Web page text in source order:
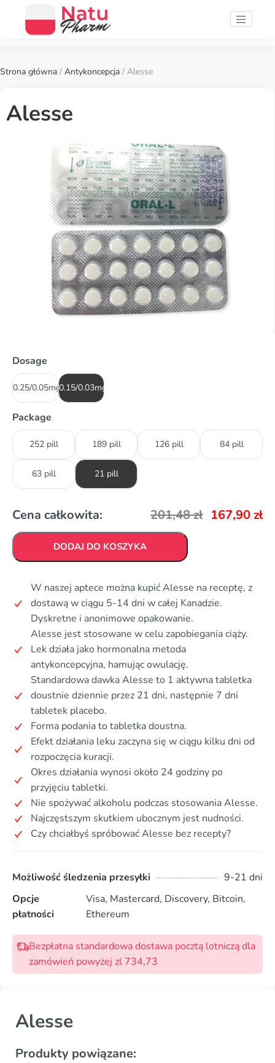
Strona główna / Antykoncepcja / Alesse
Alesse
Dosage
0.25/0.05mg0.15/0.03mg
Package
252 pill 189 pill 126 pill 84 pill
63 pill 21 pill
Cena całkowita: 201,48zł 167,90 zł
DODAJ DO KOSZYKA
W naszej aptece można kupić Alesse na receptę, z
dostawą w ciągu 5-14 dni w całej Kanadzie.
Dyskretne i anonimowe opakowanie.
Alesse jest stosowane w celu zapobiegania ciąży.
Lek działa jako hormonalna metoda
antykoncepcyjna, hamując owulację.
Standardowa dawka Alesse to 1 aktywna tabletka
doustnie dziennie przez 21 dni, następnie 7 dni
tabletek placebo.
Forma podania to tabletka doustna.
Efekt działania leku zaczyna się w ciągu kilku dni od
rozpoczęcia kuracji.
Okres działania wynosi około 24 godziny po
przyjęciu tabletki.
Nie spożywać alkoholu podczas stosowania Alesse.
Najczęstszym skutkiem ubocznym jest nudności.
Czy chciałbyś spróbować Alesse bez recepty?
Możliwość śledzenia przesyłki
9-21 dni
Opcje
płatności
Visa, Mastercard, Discovery, Bitcoin,
Ethereum
Bezpłatna standardowa dostawa pocztą lotniczą dla
zamówień powyżej zl 734,73
Alesse
Produkty powiązane: